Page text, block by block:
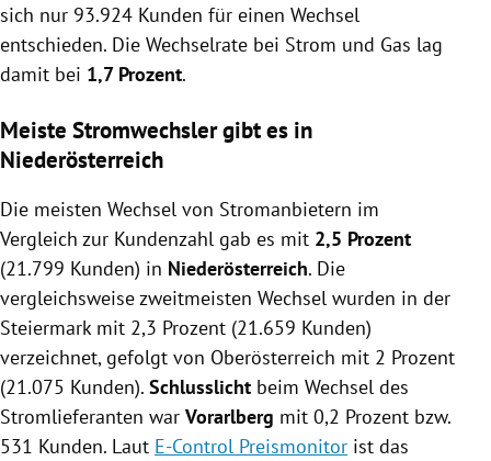
sich nur 93.924 Kunden für einen Wechsel
entschieden. Die Wechselrate bei Strom und Gas lag
damit bei 1,7 Prozent.
Meiste Stromwechsler gibt es in
Niederösterreich
Die meisten Wechsel von Stromanbietern im
Vergleich zur Kundenzahl gab es mit 2,5 Prozent
(21.799 Kunden) in Niederösterreich. Die
vergleichsweise zweitmeisten Wechsel wurden in der
Steiermark mit 2,3 Prozent (21.659 Kunden)
verzeichnet, gefolgt von Oberösterreich mit 2 Prozent
(21.075 Kunden). Schlusslicht beim Wechsel des
Stromlieferanten war Vorarlberg mit 0,2 Prozent bzw.
531 Kunden. Laut E-Control Preismonitor ist das